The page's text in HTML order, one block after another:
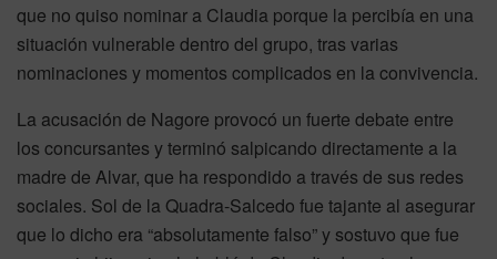
que no quiso nominar a Claudia porque la percibía en una
situación vulnerable dentro del grupo, tras varias
nominaciones y momentos complicados en la convivencia.
La acusación de Nagore provocó un fuerte debate entre
los concursantes y terminó salpicando directamente a la
madre de Alvar, que ha respondido a través de sus redes
sociales. Sol de la Quadra-Salcedo fue tajante al asegurar
que lo dicho era “absolutamente falso” y sostuvo que fue